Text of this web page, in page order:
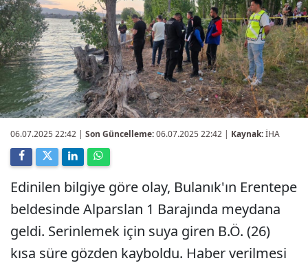
06.07.2025 22:42 | Son Güncelleme:06.07.2025 22:42 | Kaynak:İHA
Edinilen bilgiye göre olay, Bulanık'ın Erentepe
beldesinde Alparslan 1 Barajında meydana
geldi. Serinlemek için suya giren B.Ö. (26)
kısa süre gözden kayboldu. Haber verilmesi